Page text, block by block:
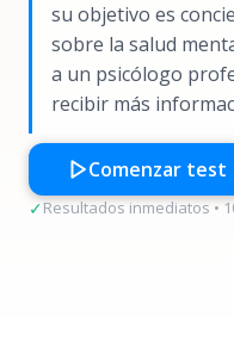
su objetivo es
sobre la salud
a un psicólogo
recibir más
Comenzar test
✓Resultados inmediatos •